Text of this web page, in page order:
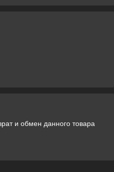
и обмен данного товара